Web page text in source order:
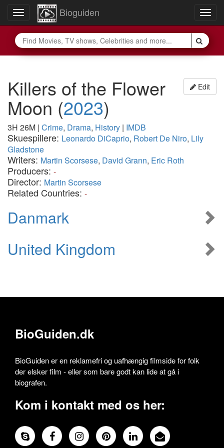
Toggle
navigation
Bioguiden
Edit
Killers of the Flower
Moon (2023)
3H 26M | Crime, Drama, History | IMDB
Skuespillere: Leonardo DiCaprio, Robert De Niro, Lily
Gladstone
Writers: Martin Scorsese, David Grann, Eric Roth
Producers: -
Director: Martin Scorsese
Related Countries: -
Danmark
United Kingdom
BioGuiden.dk
BioGuiden er en reklamefri og uafhængig filmside for folk
der elsker film - eller som bare godt kan lide at gå i
biografen.
Kom i kontakt med os her: